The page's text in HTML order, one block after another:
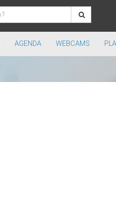
AGENDA WEBCAMS